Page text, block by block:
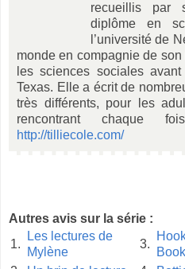
recueillis par
diplôme en
l’université de
monde en compagnie de
les sciences sociales
Texas. Elle a écrit de
très différents, pour les
rencontrant chaque
http://tilliecole.com/
Autres avis sur la série :
1.
Les lectures de
Mylène
3.
Book